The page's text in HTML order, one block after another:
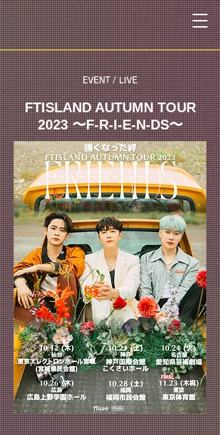
​EVENT / LIVE
FTISLAND AUTUMN TOUR
2023 〜F-R-I-E-N-DS〜